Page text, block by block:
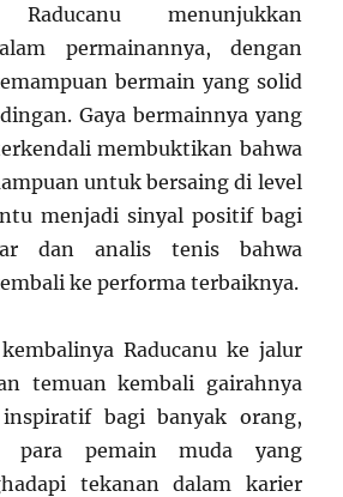
menunjukkan
permainannya, dengan
bermain yang solid
Gaya bermainnya yang
membuktikan bahwa
untuk bersaing di level
menjadi sinyal positif bagi
dan analis tenis bahwa
ke performa terbaiknya.
Raducanu ke jalur
temuan kembali gairahnya
bagi banyak orang,
para pemain muda yang
tekanan dalam karier